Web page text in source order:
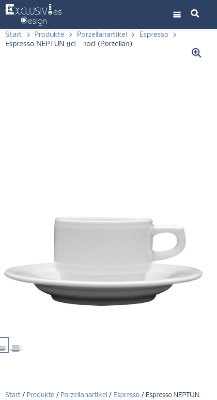
Start > Produkte > Porzellanartikel > Espresso
>
Espresso NEPTUN 8cl – 10cl (Porzellan)
Start / Produkte / Porzellanartikel / Espresso / Espresso NEPTUN